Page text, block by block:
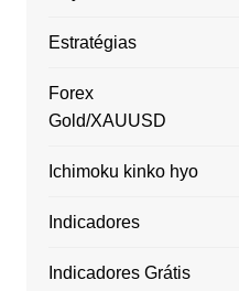
Estratégias
Forex
Gold/XAUUSD
Ichimoku kinko hyo
Indicadores
Indicadores Grátis